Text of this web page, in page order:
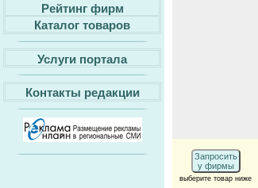
Рейтинг фирм
Каталог товаров
Услуги портала
Контакты редакции
Запросить
у фирмы
выберите товар ниже